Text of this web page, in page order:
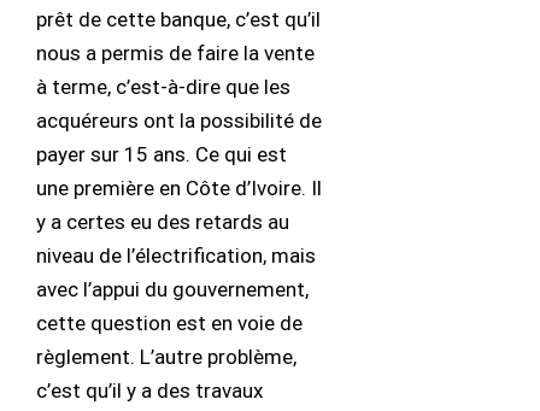
prêt de cette banque, c’est qu’il
nous a permis de faire la vente
à terme, c’est-à-dire que les
acquéreurs ont la possibilité de
payer sur 15 ans. Ce qui est
une première en Côte d’Ivoire. Il
y a certes eu des retards au
niveau de l’électrification, mais
avec l’appui du gouvernement,
cette question est en voie de
règlement. L’autre problème,
c’est qu’il y a des travaux